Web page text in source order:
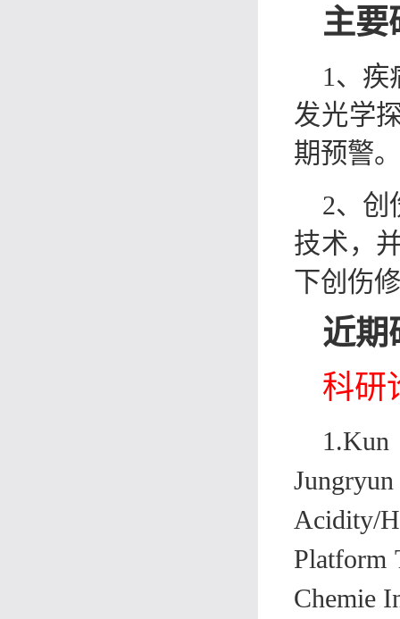
主要
1、疾
发光学
期预警。
2、创
技术，
下创伤
近期
科研
1.Kun
Acidity/
Platform
Chemie